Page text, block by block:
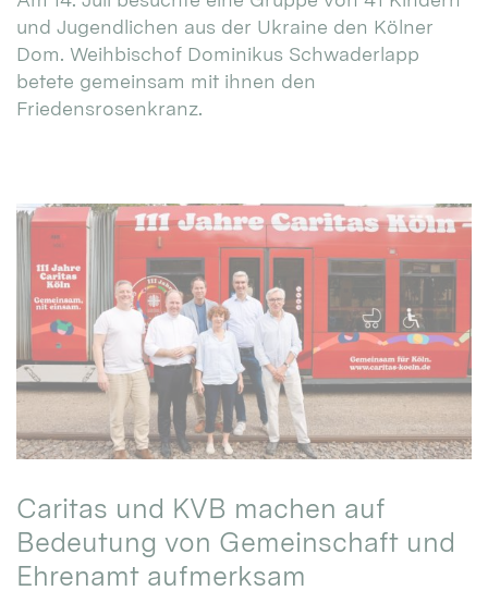
und Jugendlichen aus der Ukraine den Kölner
Dom. Weihbischof Dominikus Schwaderlapp
betete gemeinsam mit ihnen den
Friedensrosenkranz.
Caritas und KVB machen auf
Bedeutung von Gemeinschaft und
Ehrenamt aufmerksam